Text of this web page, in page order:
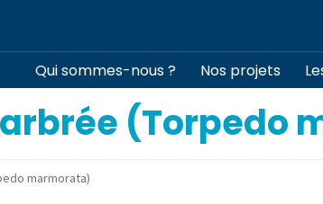
Qui sommes-nous ? Nos projets
(Torpedo
marmorata)